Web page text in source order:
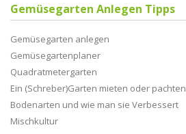
Gemüsegarten Anlegen Tipps
Gemüsegarten anlegen
Gemüsegartenplaner
Quadratmetergarten
Ein (Schreber)Garten mieten oder pachten
Bodenarten und wie man sie Verbessert
Mischkultur